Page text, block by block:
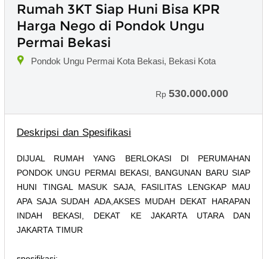
Rumah 3KT Siap Huni Bisa KPR
Harga Nego di Pondok Ungu
Permai Bekasi
Pondok Ungu Permai Kota Bekasi, Bekasi Kota
Rp 530.000.000
Deskripsi dan Spesifikasi
DIJUAL RUMAH YANG BERLOKASI DI PERUMAHAN
PONDOK UNGU PERMAI BEKASI, BANGUNAN BARU SIAP
HUNI TINGAL MASUK SAJA, FASILITAS LENGKAP MAU
APA SAJA SUDAH ADA,AKSES MUDAH DEKAT HARAPAN
INDAH BEKASI, DEKAT KE JAKARTA UTARA DAN
JAKARTA TIMUR